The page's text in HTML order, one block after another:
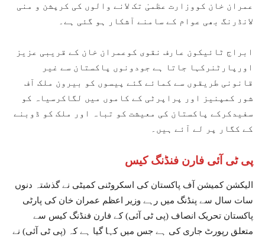
عمران خان کووزارت عظمیٰ تک لانے والوں کی کرپشن و منی
لانڈرنگ بھی عوام کے سامنے آشکار ہو گئی ہے۔
ابراج ٹائیکون عارف نقوی کوعمران خان کے قریبی عزیز
اورپارٹنرکہا جاتا ہے جودونوں پاکستان سے غیر
قانونی طریقوں سے کمائے گئے پیسوں کو بیرون ملک آف
شور کمپنیز اور پراپرٹی کے کاموں میں لگاکرسیاہ کو
سفیدکرکے پاکستان کی معیشت کو تباہ اور ملک کو ڈوبنے
کے کگار پر لے آئے ہیں۔
پی ٹی آئی فارن فنڈنگ کیس
الیکشن کمیشن آف پاکستان کی اسکروٹنی کمیٹی نے گذشتہ دنوں
سات سال سے پنڈنگ میں رہے وزیر اعظم عمران خان کی پارٹی
پاکستان تحریک انصاف (پی ٹی آئی) کے فارن فنڈنگ کیس سے
متعلق رپورٹ جاری کی ہے جس میں کہا گیا ہے کہ (پی ٹی آئی) نے